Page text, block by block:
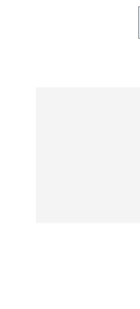
ン事例は参
置の機能や
があります